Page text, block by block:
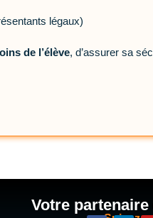
légaux)
de l’élève, d’assurer sa
Votre